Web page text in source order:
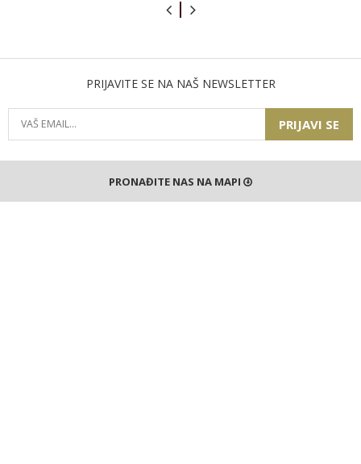
PRIJAVITE SE NA NAŠ NEWSLETTER
PRIJAVI SE
PRONAĐITE NAS NA MAPI